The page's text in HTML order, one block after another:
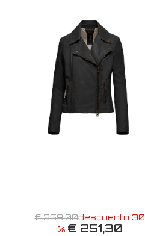
€ 359,00descuento 30
% € 251,30